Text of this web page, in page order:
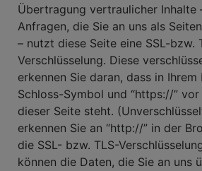
Übertragung vertraulicher Inhalte
Anfragen, die Sie an uns als
– nutzt diese Seite eine SSL-bzw.
Verschlüsselung. Diese
erkennen Sie daran, dass in Ihrem
Schloss-Symbol und “https://”
dieser Seite steht.
erkennen Sie an “http://” in der
die SSL- bzw. TLS-
können die Daten, die Sie an uns